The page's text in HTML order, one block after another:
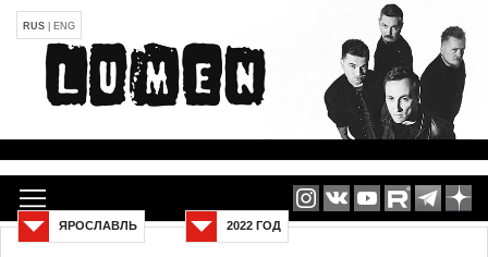
RUS ENG
2022 ГОД
ЯРОСЛАВЛЬ